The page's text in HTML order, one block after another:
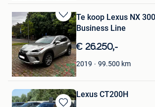
Bewaren
in
Mijn
Favorieten
Te koop Lexus NX
Business Line
€ 26.250,-
2019 99.500 km
Daniel
Berchem
Lexus CT200H